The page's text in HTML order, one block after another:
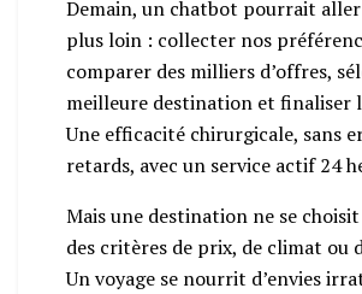
Demain, un chatbot pourrait aller
plus loin : collecter nos
comparer des milliers d’offres,
meilleure destination et finaliser
Une efficacité chirurgicale, sans
retards, avec un service actif 24
Mais une destination ne se choisit
des critères de prix, de climat ou
Un voyage se nourrit d’envies